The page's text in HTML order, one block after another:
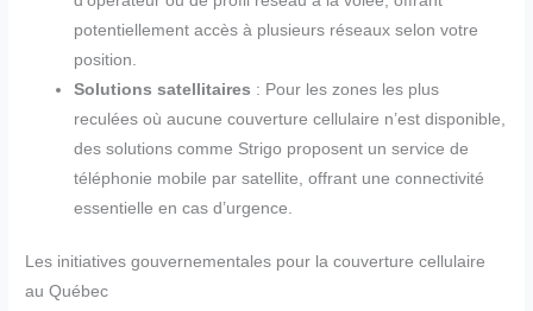
potentiellement accès à plusieurs réseaux selon votre
position.
Solutions satellitaires : Pour les zones les plus
reculées où aucune couverture cellulaire n’est disponible,
des solutions comme Strigo proposent un service de
téléphonie mobile par satellite, offrant une connectivité
essentielle en cas d’urgence.
Les initiatives gouvernementales pour la couverture cellulaire
au Québec